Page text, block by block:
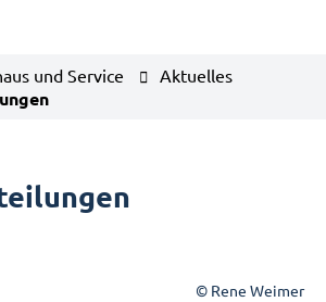
und Service Aktuelles
© Rene Weimer